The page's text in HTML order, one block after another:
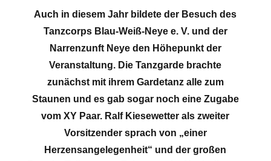
Auch in diesem Jahr bildete der Besuch des
Tanzcorps Blau-Weiß-Neye e. V. und der
Narrenzunft Neye den Höhepunkt der
Veranstaltung. Die Tanzgarde brachte
zunächst mit ihrem Gardetanz alle zum
Staunen und es gab sogar noch eine Zugabe
vom XY Paar. Ralf Kiesewetter als zweiter
Vorsitzender sprach von „einer
Herzensangelegenheit“ und der großen